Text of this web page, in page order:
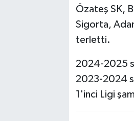
Özateş SK,
Sigorta,
terletti.
2024-2025
2023-2024
1'inci Ligi